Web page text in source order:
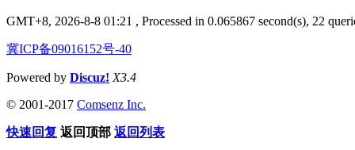
GMT+8, 2026-8-8 01:21 , Processed in 0.065867 second(s), 22
冀ICP备09016152号-40
Powered by Discuz! X3.4
© 2001-2017 Comsenz Inc.
快速回复 返回顶部 返回列表